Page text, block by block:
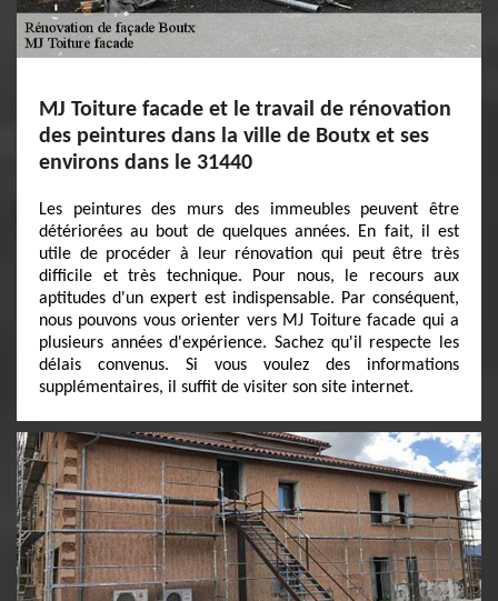
MJ Toiture facade et le travail de rénovation
des peintures dans la ville de Boutx et ses
environs dans le 31440
Les peintures des murs des immeubles peuvent être
détériorées au bout de quelques années. En fait, il est
utile de procéder à leur rénovation qui peut être très
difficile et très technique. Pour nous, le recours aux
aptitudes d'un expert est indispensable. Par conséquent,
nous pouvons vous orienter vers MJ Toiture facade qui a
plusieurs années d'expérience. Sachez qu'il respecte les
délais convenus. Si vous voulez des informations
supplémentaires, il suffit de visiter son site internet.